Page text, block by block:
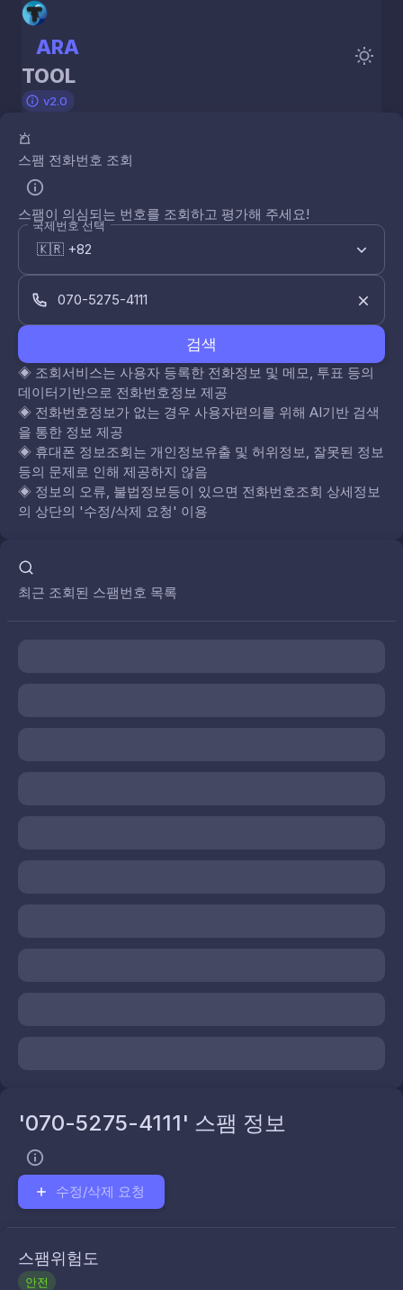
ARA
TOOL
v2.0
스팸 전화번호 조회
스팸이 의심되는 번호를 조회하고 평가해 주세요!
국제번호 선택
검색
◈ 조회서비스는 사용자 등록한 전화정보 및 메모, 투표 등의
데이터기반으로 전화번호정보 제공
◈ 전화번호정보가 없는 경우 사용자편의를 위해 AI기반 검색
을 통한 정보 제공
◈ 휴대폰 정보조회는 개인정보유출 및 허위정보, 잘못된 정보
등의 문제로 인해 제공하지 않음
◈ 정보의 오류, 불법정보등이 있으면 전화번호조회 상세정보
의 상단의 '수정/삭제 요청' 이용
최근 조회된 스팸번호 목록
'070-5275-4111' 스팸 정보
수정/삭제 요청
스팸위험도
안전